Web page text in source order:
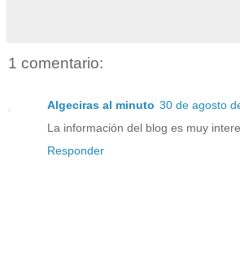
1 comentario:
Algeciras al minuto 30 de agosto
La información del blog es muy
Responder